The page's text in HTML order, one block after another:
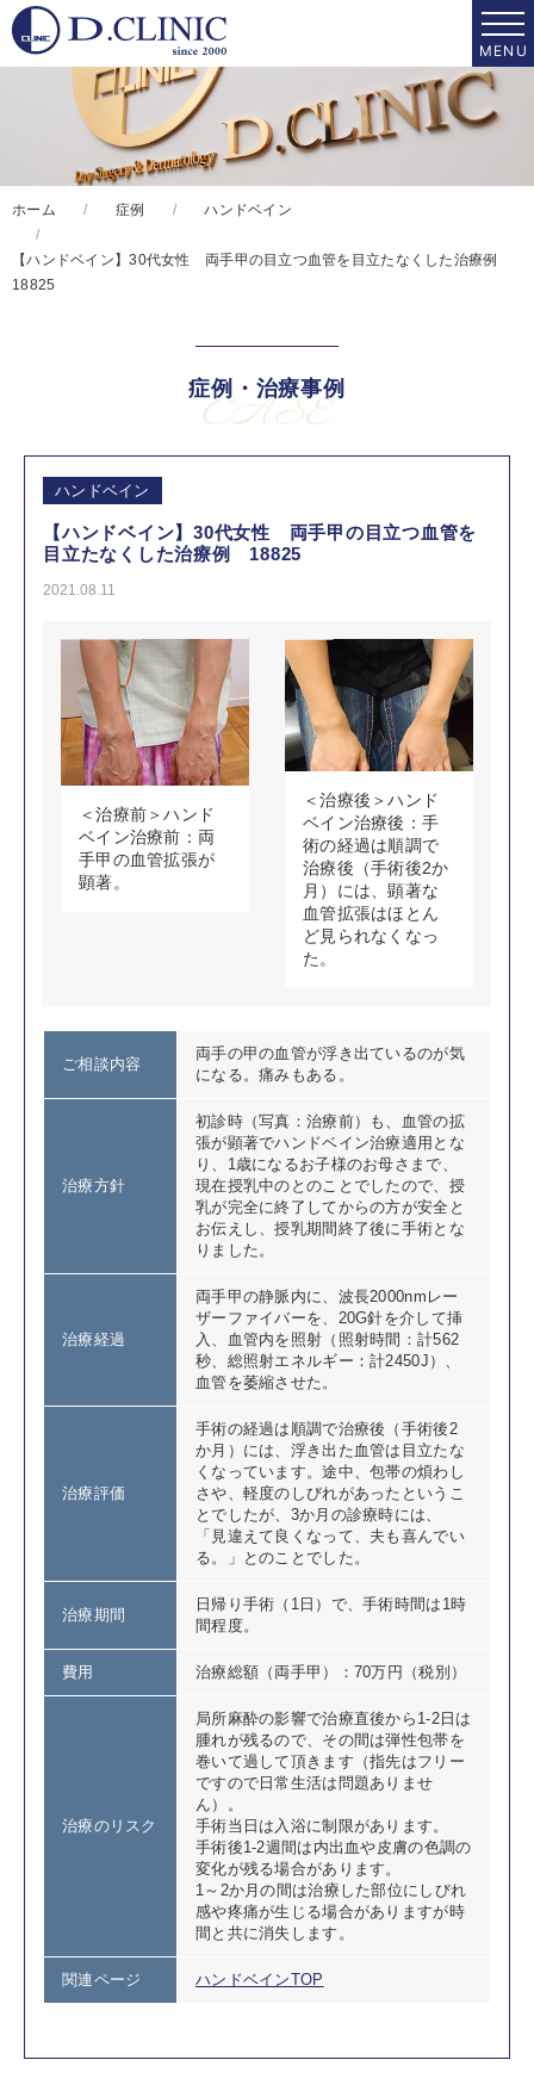
ホーム 症例 ハンドベイン
【ハンドベイン】30代女性 両手甲の目立つ血管を目立たなくした治療例
18825
症例・治療事例
CASE
ハンドベイン
【ハンドベイン】30代女性 両手甲の目立つ血管を
目立たなくした治療例 18825
2021.08.11
＜治療前＞ハンド
ベイン治療前：両
手甲の血管拡張が
顕著。
＜治療後＞ハンド
ベイン治療後：手
術の経過は順調で
治療後（手術後2か
月）には、顕著な
血管拡張はほとん
ど見られなくなっ
た。
ご相談内容
両手の甲の血管が浮き出ているのが気
になる。痛みもある。
治療方針
初診時（写真：治療前）も、血管の拡
張が顕著でハンドベイン治療適用とな
り、1歳になるお子様のお母さまで、
現在授乳中のとのことでしたので、授
乳が完全に終了してからの方が安全と
お伝えし、授乳期間終了後に手術とな
りました。
治療経過
両手甲の静脈内に、波長2000nmレー
ザーファイバーを、20G針を介して挿
入、血管内を照射（照射時間：計562
秒、総照射エネルギー：計2450J）、
血管を萎縮させた。
治療評価
手術の経過は順調で治療後（手術後2
か月）には、浮き出た血管は目立たな
くなっています。途中、包帯の煩わし
さや、軽度のしびれがあったというこ
とでしたが、3か月の診療時には、
「見違えて良くなって、夫も喜んでい
る。」とのことでした。
治療期間
日帰り手術（1日）で、手術時間は1時
間程度。
費用 治療総額（両手甲）：70万円（税別）
治療のリスク
局所麻酔の影響で治療直後から1-2日は
腫れが残るので、その間は弾性包帯を
巻いて過して頂きます（指先はフリー
ですので日常生活は問題ありませ
ん）。
手術当日は入浴に制限があります。
手術後1-2週間は内出血や皮膚の色調の
変化が残る場合があります。
1～2か月の間は治療した部位にしびれ
感や疼痛が生じる場合がありますが時
間と共に消失します。
関連ページ ハンドベインTOP